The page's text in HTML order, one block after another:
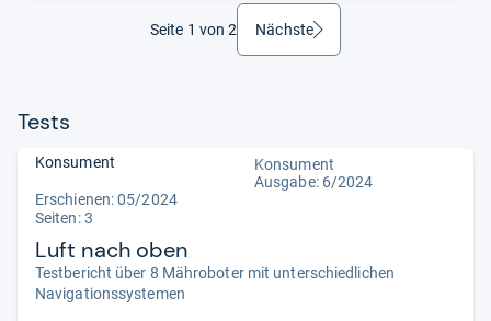
Seite 1 von 2 Nächsteweiter
Tests
Konsument
Konsument
Ausgabe: 6/2024
Erschienen: 05/2024
Seiten: 3
Luft nach oben
Testbericht über 8 Mähroboter mit unterschiedlichen
Navigationssystemen